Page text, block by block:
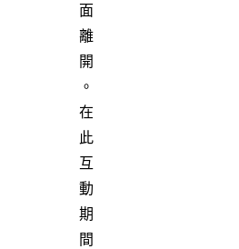
面
離
開
。
在
此
互
動
期
間